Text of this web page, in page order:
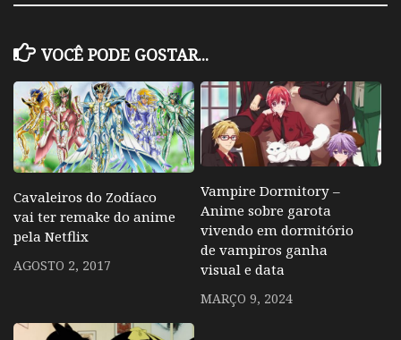
VOCÊ PODE GOSTAR...
Cavaleiros do Zodíaco
vai ter remake do anime
pela Netflix
AGOSTO 2, 2017
Vampire Dormitory –
Anime sobre garota
vivendo em dormitório
de vampiros ganha
visual e data
MARÇO 9, 2024